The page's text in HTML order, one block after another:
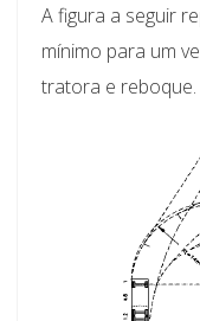
A figura a seguir
mínimo para um
tratora e reboque.